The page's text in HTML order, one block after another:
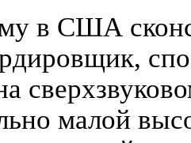
в США
малой